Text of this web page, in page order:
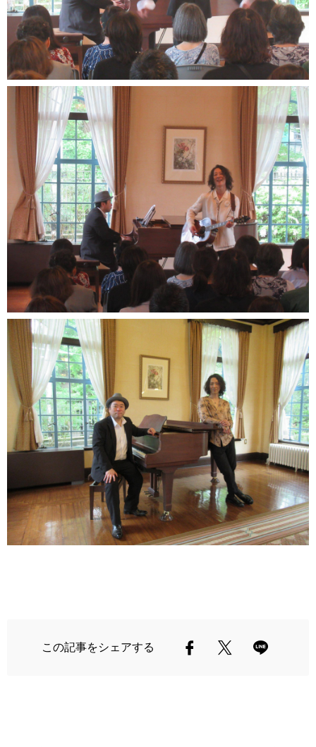
この記事をシェアする